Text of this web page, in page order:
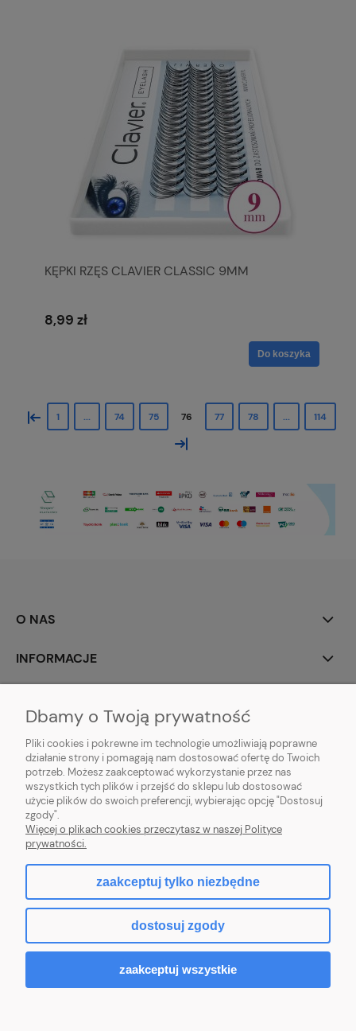
KĘPKI RZĘS CLAVIER CLASSIC 9MM
8,99 zł
Do koszyka
« 1 ... 74 75 76 77 78 ... 114
»
O NAS
INFORMACJE
POMOC
Hurtownia kosmetyczna Zby-Mal | ul. Mościckiego 14; 66-400 Gorzów
Wlkp. | NIP: 5992806699 | Tel.698 35 12 13|zby-mal@wp.pl
Sklep internetowy Shoper.pl
Dbamy o Twoją prywatność
Pliki cookies i pokrewne im technologie umożliwiają poprawne
działanie strony i pomagają nam dostosować ofertę do Twoich
potrzeb. Możesz zaakceptować wykorzystanie przez nas
wszystkich tych plików i przejść do sklepu lub dostosować
użycie plików do swoich preferencji, wybierając opcję "Dostosuj
zgody".
Więcej o plikach cookies przeczytasz w naszej Polityce
prywatności.
zaakceptuj tylko niezbędne
dostosuj zgody
zaakceptuj wszystkie